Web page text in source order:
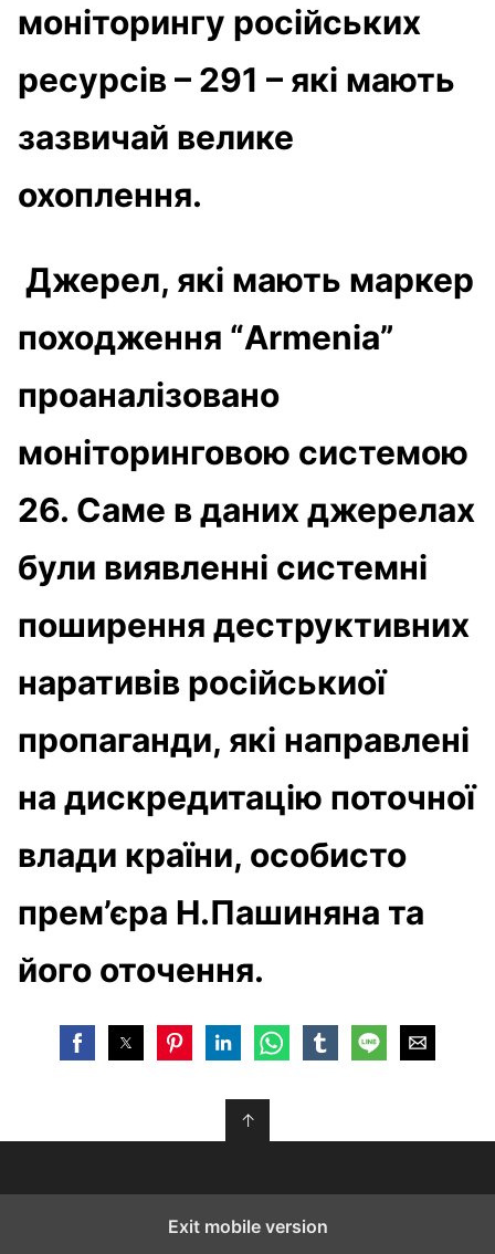
моніторингу російських
ресурсів – 291 – які мають
зазвичай велике
охоплення.
Джерел, які мають маркер
походження “Armenia”
проаналізовано
моніторинговою системою
26. Саме в даних джерелах
були виявленні системні
поширення деструктивних
наративів російськиої
пропаганди, які направлені
на дискредитацію поточної
влади країни, особисто
прем’єра Н.Пашиняна та
його оточення.
↑
Exit mobile version